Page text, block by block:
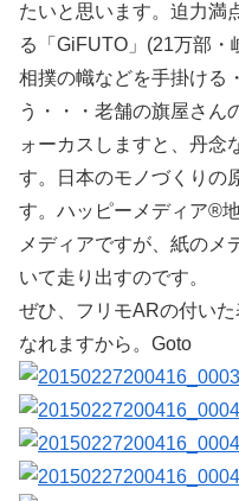
たいと思います。迫力満
る「GiFUTO」(21万部・
相撲の幟などを手掛ける
う・・・老舗の旗屋さん
ォーカスしますと、丹念
す。日本のモノづくりの
す。ハッピーメディア®
メディアですが、紙のメ
いて走り出すのです。
ぜひ、フリモARの付い
なれますから。Goto